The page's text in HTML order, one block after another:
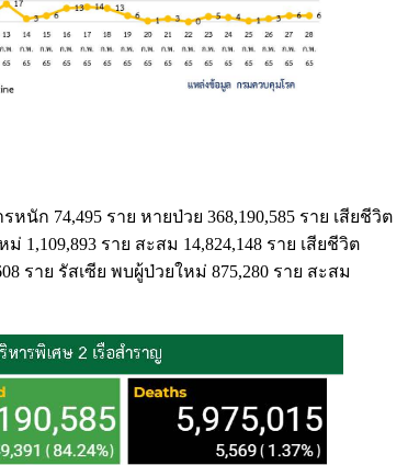
ก 74,495 ราย หายป่วย 368,190,585 ราย เสียชีวิต
1,109,893 ราย สะสม 14,824,148 ราย เสียชีวิต
ราย รัสเซีย พบผู้ป่วยใหม่ 875,280 ราย สะสม